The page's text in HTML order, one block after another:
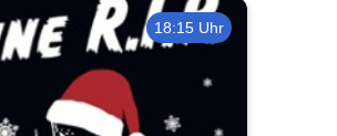
18:15 Uhr